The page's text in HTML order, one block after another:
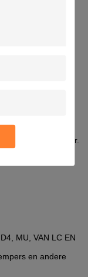
levert
van 200 tot
0.1dB* of minder.
FC, ST, van D4,
MU, VAN LC EN
en andere